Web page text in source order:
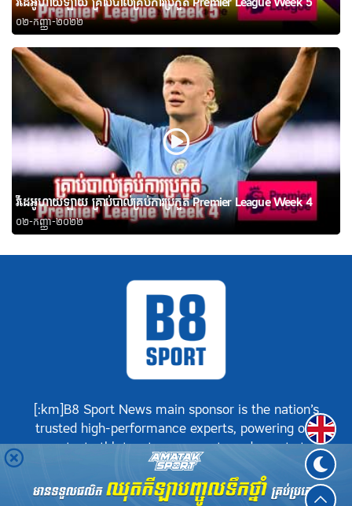
០២-កញ្ញា-២០២២
វីដេអូហាយឡាយ គ្រាប់បាល់គ្រប់ការប្រកួត Premier League Week 4
០២-កញ្ញា-២០២២
[:km]B8 Sport News main sponsor is the nation’s
trusted high-performance experts, powering our
greatest athletes, teams, sports and events to
achieve positive success.[:]